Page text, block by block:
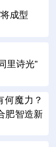
成型
里诗光”
何魔力？
肥智造新